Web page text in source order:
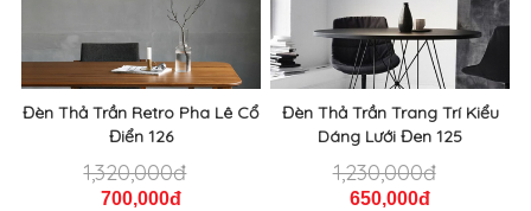
Đèn Thả Trần Retro Pha Lê Cổ
Điển 126
1,320,000đ
700,000đ
Đèn Thả Trần Trang Trí Kiểu
Dáng Lưới Đen 125
1,230,000đ
650,000đ